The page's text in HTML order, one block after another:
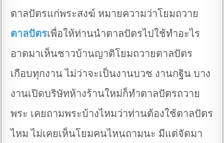
ตาลปัตรแก่พระสงฆ์ หมายความว่าโยมถวาย
ตาลปัตรเพื่อให้ท่านนำตาลปัตรไปใช้ทำอะไร
อาตมาเห็นชาวบ้านญาติโยมถวายตาลปัตร
เกือบทุกงาน ไม่ว่าจะเป็นงานบวช งานกฐิน บาง
งานเปิดบริษัทห้างร้านใหม่ก็ทำตาลปัตรถวาย
พระ เคยถามพระบ้างไหมว่าท่านต้องใช้ตาลปัตร
ไหม ไม่เคยเห็นโยมคนไหนถามนะ มีแต่จัดมา